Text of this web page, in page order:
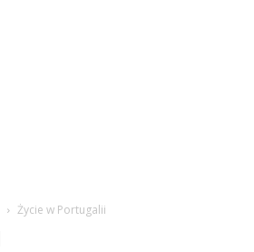
Życie w Portugalii